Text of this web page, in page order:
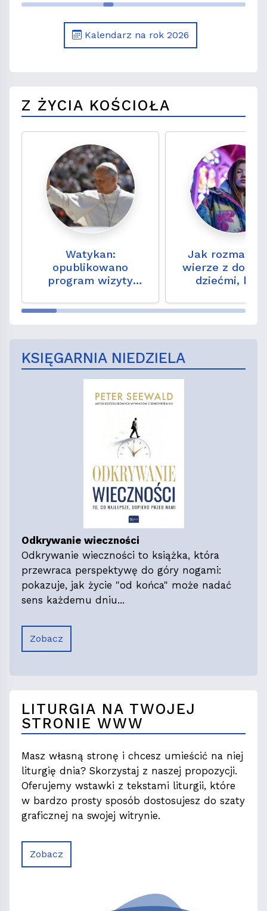
Kalendarz na rok 2026
Z ŻYCIA KOŚCIOŁA
Watykan:
opublikowano
program wizyty
Jak
wierze z
dziećmi,
Kościoła?
KSIĘGARNIA NIEDZIELA
Odkrywanie wieczności
Odkrywanie wieczności to książka, która
przewraca perspektywę do góry nogami:
pokazuje, jak życie "od końca" może nadać
sens każdemu dniu...
Zobacz
LITURGIA NA TWOJEJ
STRONIE WWW
Masz własną stronę i chcesz umieścić na niej
liturgię dnia? Skorzystaj z naszej propozycji.
Oferujemy wstawki z tekstami liturgii, które
w bardzo prosty sposób dostosujesz do szaty
graficznej na swojej witrynie.
Zobacz